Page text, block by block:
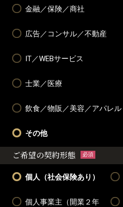
金融／保険／商社
広告／コンサル／不動産
IT／WEBサービス
士業／医療
飲食／物販／美容／アパレル
その他
ご希望の契約形態 必須
個人（社会保険あり）
個人事業主（開業２年